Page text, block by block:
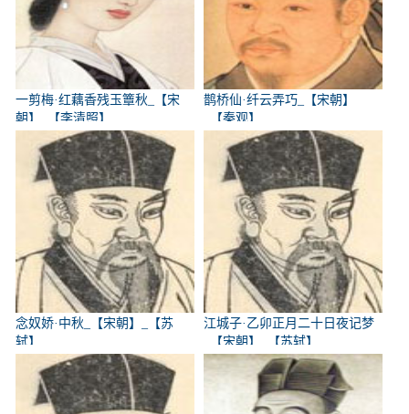
一剪梅·红藕香残玉簟秋_【宋
朝】_【李清照】
鹊桥仙·纤云弄巧_【宋朝】
_【秦观】
念奴娇·中秋_【宋朝】_【苏
轼】
江城子·乙卯正月二十日夜记梦
_【宋朝】_【苏轼】